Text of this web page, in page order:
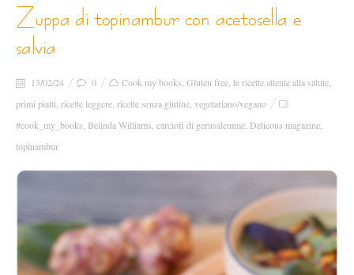
zuppa di topinambur con acetosella e
salvia
13/02/24 0 Cook my books Gluten free le ricette attente alla salute
primi piatti ricette leggere ricette senza glutine vegetariano/vegano
#cook_my_books Belinda Williams carciofi di gerusalemme Delicous magazine
topinambur